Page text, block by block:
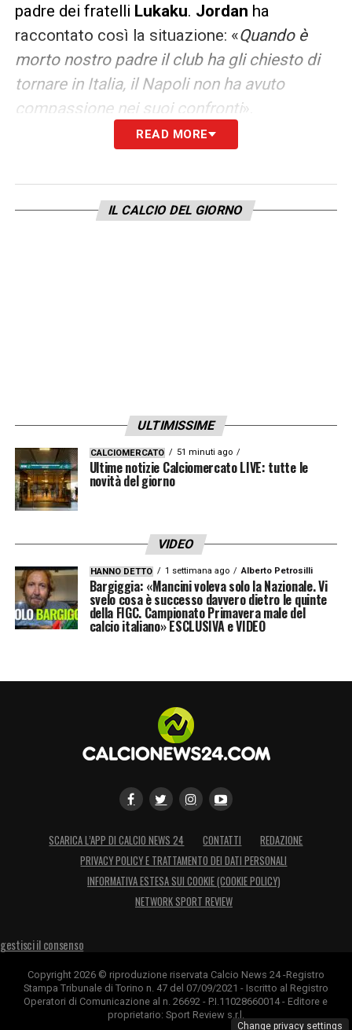
padre dei fratelli Lukaku. Jordan ha
raccontato così la situazione: «Quando è
morto nostro padre il club ha gli chiesto di
tornare in Italia, il Napoli non ha avuto
compassione nei suoi confronti».
Secondo il fratello dell’attaccante, da quel
incrinato. Poi il riferimento alla gestione
tecnica dopo l’infortunio: «Il rapporto con il
Jordan Lukakuha poi espresso
preoccupazione per le condizioni mentali del
fratello, reduce da mesi difficili e da un
senza, a suo dire, un vero momento di pausa.
Le sue parole sono molto chiare: «Ciò che mi
preoccupa– prosegue l’ex Lazio –è che non
ha avuto un momento di riposo mentale:
Dopo il Mondiale, quando rimarrà da solo
con i suoi pensieri. E’ allora che tutto verrà a
galla, e forse è anche un bene
discutere l’ambienteNapoli e a riaccendere
LA PLAYLIST DELLE NOSTRE TOP NEWS
READ MORE
IL CALCIO DEL GIORNO
ULTIMISSIME
CALCIOMERCATO 51 minuti ago
Ultime notizie Calciomercato LIVE: tutte le
novità del giorno
VIDEO
HANNO DETTO 1 settimana ago Alberto Petrosilli
Bargiggia: «Mancini voleva solo la Nazionale. Vi
svelo cosa è successo davvero dietro le quinte
della FIGC. Campionato Primavera male del
calcio italiano» ESCLUSIVA e VIDEO
SCARICA L’APP DI CALCIO NEWS 24 CONTATTI
REDAZIONE
PRIVACY POLICY E TRATTAMENTO DEI DATI PERSONALI
INFORMATIVA ESTESA SUI COOKIE (COOKIE POLICY)
NETWORK SPORT REVIEW
gestisci il consenso
Copyright 2026 © riproduzione riservata Calcio News 24 -Registro
Stampa Tribunale di Torino n. 47 del 07/09/2021 - Iscritto al Registro
Operatori di Comunicazione al n. 26692 - P.I.11028660014 - Editore e
proprietario: Sport Review s.r.l.
Change privacy settings